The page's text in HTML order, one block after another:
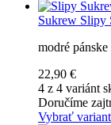
Sukrew Slipy
modré
22,90 €
4 z 4 variánt
Doručíme
Vybrať